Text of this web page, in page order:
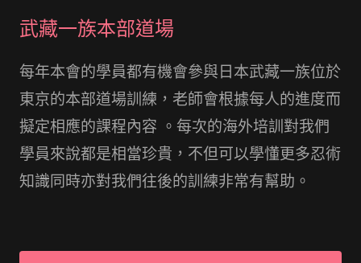
武藏一族本部道場
每年本會的學員都有機會參與日本武藏一族位於
東京的本部道場訓練，老師會根據每人的進度而
擬定相應的課程內容 。每次的海外培訓對我們
學員來說都是相當珍貴，不但可以學懂更多忍術
知識同時亦對我們往後的訓練非常有幫助。